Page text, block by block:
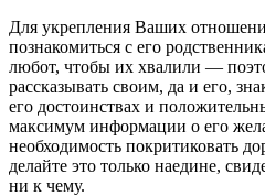
Для укрепления Ваших
познакомиться с его
любот, чтобы их хвалили —
рассказывать своим, да и его,
его достоинствах и
максимум информации о его
необходимость покритиковать
делайте это только наедине,
ни к чему.